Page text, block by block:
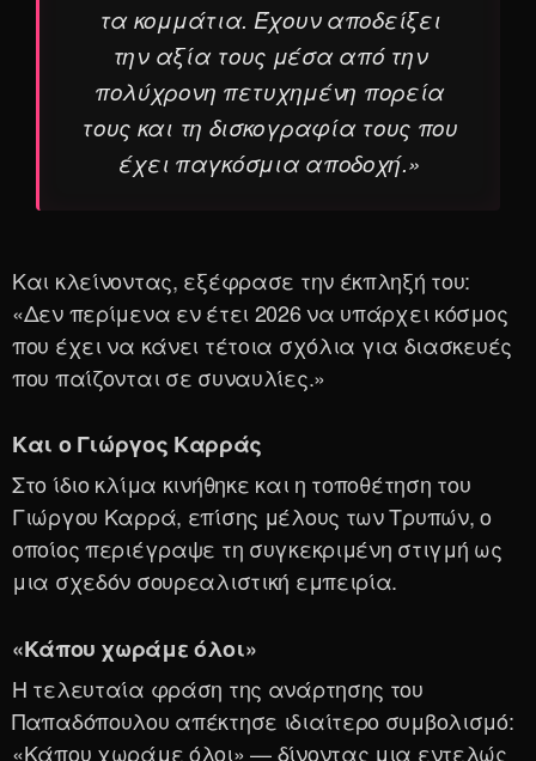
τα κομμάτια. Έχουν αποδείξει
την αξία τους μέσα από την
πολύχρονη πετυχημένη πορεία
τους και τη δισκογραφία τους που
έχει παγκόσμια αποδοχή.»
Και κλείνοντας, εξέφρασε την έκπληξή του:
«Δεν περίμενα εν έτει 2026 να υπάρχει κόσμος
που έχει να κάνει τέτοια σχόλια για διασκευές
που παίζονται σε συναυλίες.»
Και ο Γιώργος Καρράς
Στο ίδιο κλίμα κινήθηκε και η τοποθέτηση του
Γιώργου Καρρά, επίσης μέλους των Τρυπών, ο
οποίος περιέγραψε τη συγκεκριμένη στιγμή ως
μια σχεδόν σουρεαλιστική εμπειρία.
«Κάπου χωράμε όλοι»
Η τελευταία φράση της ανάρτησης του
Παπαδόπουλου απέκτησε ιδιαίτερο συμβολισμό:
«Κάπου χωράμε όλοι» — δίνοντας μια εντελώς